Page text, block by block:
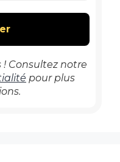
Consultez notre
pour plus